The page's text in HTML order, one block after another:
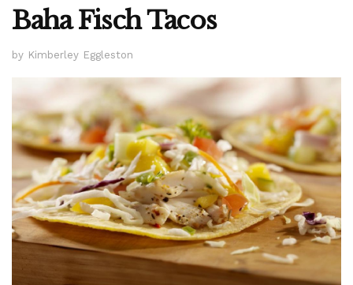
Baha Fisch Tacos
by Kimberley Eggleston